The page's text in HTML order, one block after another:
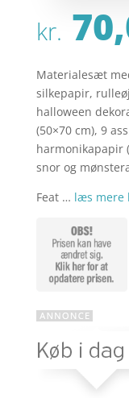
kr.
Materialesæt
silkepapir,
halloween
(50×70 cm), 9
harmonikapapir
snor og
Feat … læs mere